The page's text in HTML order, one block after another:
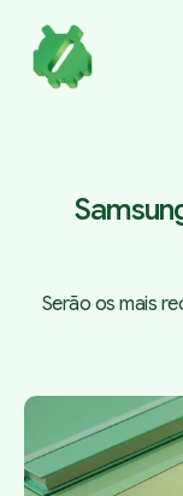
Serão os mais